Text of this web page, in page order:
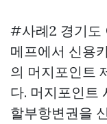
#사례2 경기도
메프에서 신용
의 머지포인트
다. 머지포인트
할부항변권을